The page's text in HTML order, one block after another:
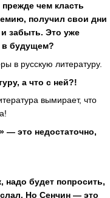
чем класть
получил свои дни
забыть. Это уже
в будущем?
в русскую литературу.
а что с ней?!
вымирает, что
— это недостаточно,
надо будет попросить,
Но Сенчин — это